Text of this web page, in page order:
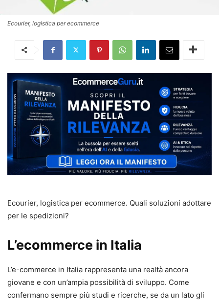
Ecourier, logistica per ecommerce
Ecourier, logistica per ecommerce. Quali soluzioni adottare
per le spedizioni?
L’ecommerce in Italia
L’e-commerce in Italia rappresenta una realtà ancora
giovane e con un’ampia possibilità di sviluppo. Come
confermano sempre più studi e ricerche, se da un lato gli